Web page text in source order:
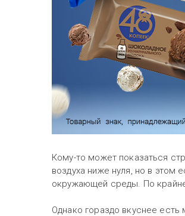
Кому-то может показаться
воздуха ниже нуля, но в этом
окружающей среды. По
Однако гораздо вкуснее